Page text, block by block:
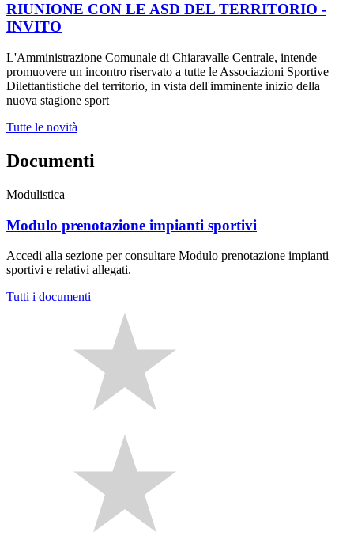
RIUNIONE CON LE ASD DEL TERRITORIO -
INVITO
L'Amministrazione Comunale di Chiaravalle Centrale, intende
promuovere un incontro riservato a tutte le Associazioni Sportive
Dilettantistiche del territorio, in vista dell'imminente inizio della
nuova stagione sport
Tutte le novità
Documenti
Modulistica
Modulo prenotazione impianti sportivi
Accedi alla sezione per consultare Modulo prenotazione impianti
sportivi e relativi allegati.
Tutti i documenti